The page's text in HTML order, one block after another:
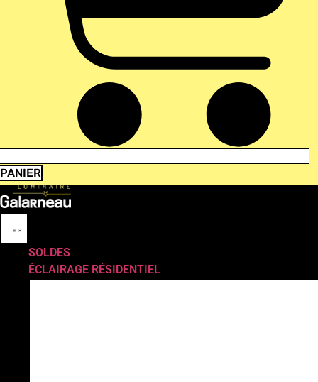
PANIER
SOLDES
ÉCLAIRAGE RÉSIDENTIEL